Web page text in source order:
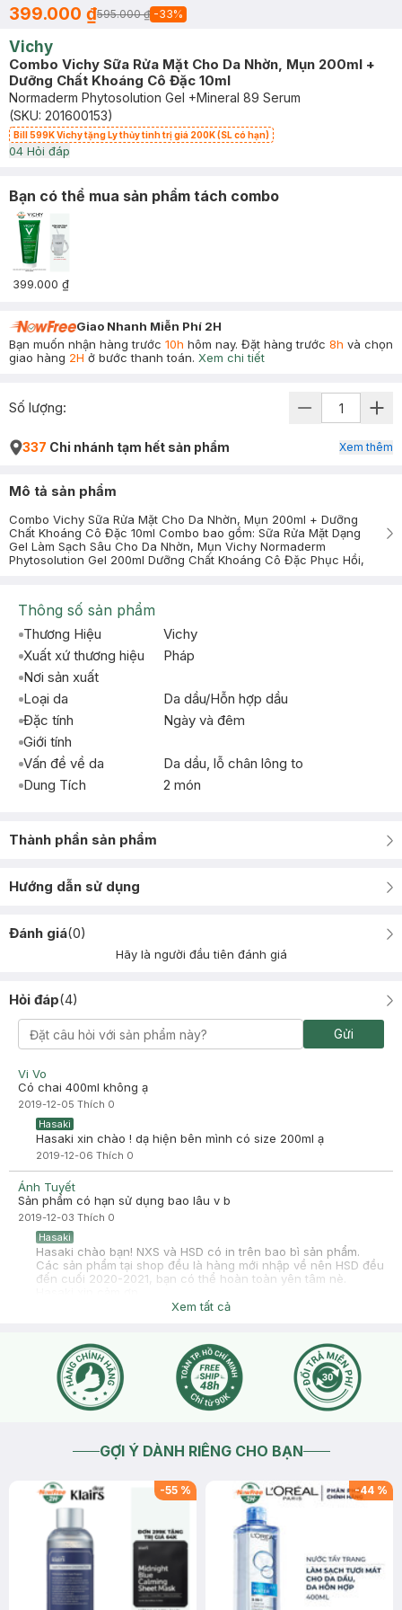
399.000 ₫595.000 ₫ -33%
Vichy
Combo Vichy Sữa Rửa Mặt Cho Da Nhờn, Mụn 200ml +
Dưỡng Chất Khoáng Cô Đặc 10ml
Normaderm Phytosolution Gel +Mineral 89 Serum
(SKU: 201600153)
Bill 599K Vichy tặng Ly thủy tinh trị giá 200K (SL có hạn)
04 Hỏi đáp
Bạn có thể mua sản phẩm tách combo
399.000 ₫
Giao Nhanh Miễn Phí 2H
Bạn muốn nhận hàng trước 10h hôm nay. Đặt hàng trước 8h và chọn
giao hàng 2H ở bước thanh toán. Xem chi tiết
Số lượng:
337 Chi nhánh tạm hết sản phẩm Xem thêm
Mô tả sản phẩm
Combo Vichy Sữa Rửa Mặt Cho Da Nhờn, Mụn 200ml + Dưỡng
Chất Khoáng Cô Đặc 10ml Combo bao gồm: Sữa Rửa Mặt Dạng
Gel Làm Sạch Sâu Cho Da Nhờn, Mụn Vichy Normaderm
Phytosolution Gel 200ml Dưỡng Chất Khoáng Cô Đặc Phục Hồi,
Thông số sản phẩm
Thương Hiệu
Vichy
Xuất xứ thương hiệu
Pháp
Nơi sản xuất
Loại da
Da dầu/Hỗn hợp dầu
Đặc tính
Ngày và đêm
Giới tính
Vấn đề về da
Da dầu, lỗ chân lông to
Dung Tích
2 món
Thành phần sản phẩm
Hướng dẫn sử dụng
Đánh giá(0)
Hãy là người đầu tiên đánh giá
Hỏi đáp(4)
Gửi
Vi Vo
Có chai 400ml không ạ
2019-12-05 Thích 0
Hasaki
Hasaki xin chào ! dạ hiện bên mình có size 200ml ạ
2019-12-06 Thích 0
Ánh Tuyết
Sản phẩm có hạn sử dụng bao lâu v b
2019-12-03 Thích 0
Hasaki
Hasaki chào bạn! NXS và HSD có in trên bao bì sản phẩm.
Các sản phẩm tại shop đều là hàng mới nhập về nên HSD đều
đến cuối 2020-2021, bạn có thể hoàn toàn yên tâm nè.
Xem tất cả
GỢI Ý DÀNH RIÊNG CHO BẠN
-55 % -44 %